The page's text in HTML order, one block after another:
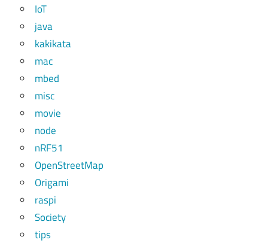
IoT
java
kakikata
mac
mbed
misc
movie
node
nRF51
OpenStreetMap
Origami
raspi
Society
tips